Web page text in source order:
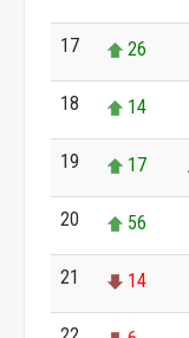
17 26
18 14
19 17
20 56
21 14